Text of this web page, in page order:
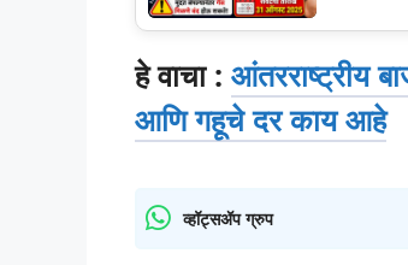
हे वाचा : आंतरराष्ट्रीय
आणि गहूचे दर काय आहे
व्हॉट्सॲप ग्रुप